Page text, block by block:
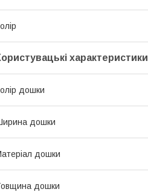
характеристики
дошки
дошки
дошки
дошки